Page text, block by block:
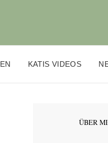
KATIS VIDEOS
ÜBER